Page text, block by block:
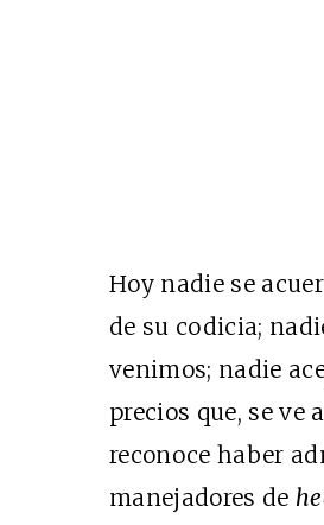
Hoy nadie se
de su codicia;
venimos; nadie
precios que, se ve
reconoce haber
manejadores de